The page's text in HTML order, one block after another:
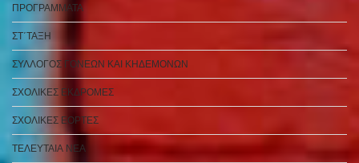
ΠΡΟΓΡΑΜΜΑΤΑ
ΣΤ΄ΤΑΞΗ
ΣΥΛΛΟΓΟΣ ΓΟΝΕΩΝ ΚΑΙ ΚΗΔΕΜΟΝΩΝ
ΣΧΟΛΙΚΕΣ ΕΚΔΡΟΜΕΣ
ΣΧΟΛΙΚΕΣ ΕΟΡΤΕΣ
ΤΕΛΕΥΤΑΙΑ ΝΕΑ